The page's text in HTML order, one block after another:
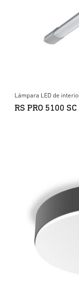
Lámpara LED de
RS PRO 5100 SC